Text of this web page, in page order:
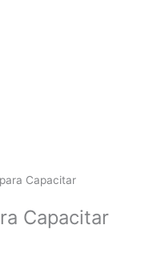
Capacitar
Capacitar